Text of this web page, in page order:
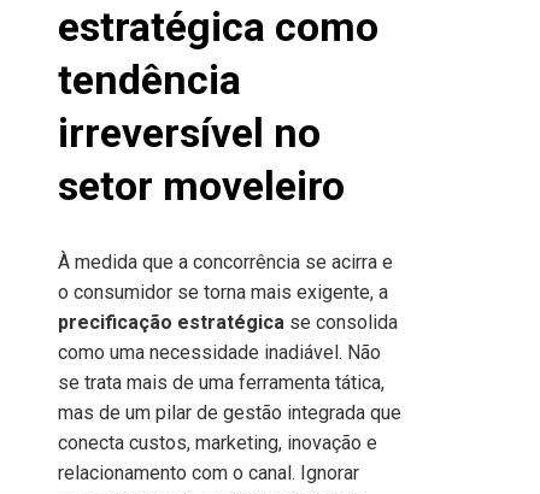
estratégica como
tendência
irreversível no
setor moveleiro
À medida que a concorrência se acirra e
o consumidor se torna mais exigente, a
precificação estratégica se consolida
como uma necessidade inadiável. Não
se trata mais de uma ferramenta tática,
mas de um pilar de gestão integrada que
conecta custos, marketing, inovação e
relacionamento com o canal. Ignorar